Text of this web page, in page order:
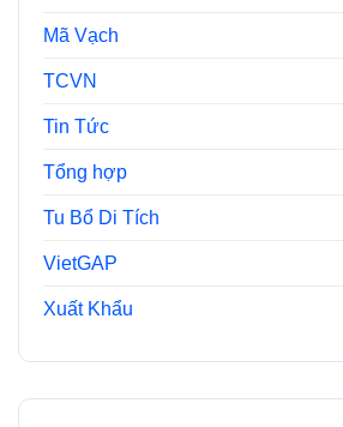
Mã Vạch
TCVN
Tin Tức
Tổng hợp
Tu Bổ Di Tích
VietGAP
Xuất Khẩu